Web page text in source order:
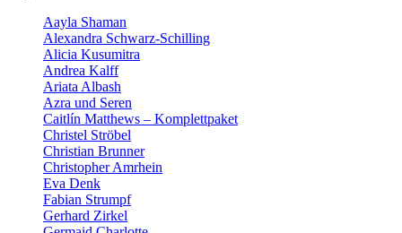
Aayla Shaman
Alexandra Schwarz-Schilling
Alicia Kusumitra
Andrea Kalff
Ariata Albash
Azra und Seren
Caitlín Matthews – Komplettpaket
Christel Ströbel
Christian Brunner
Christopher Amrhein
Eva Denk
Fabian Strumpf
Gerhard Zirkel